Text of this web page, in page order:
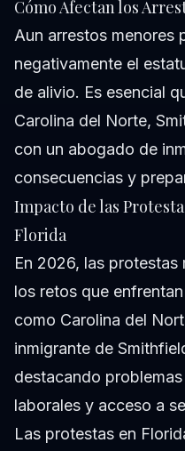
Cómo Afectan los
Aun arrestos menores
negativamente el
de alivio. Es esencial
Carolina del Norte,
con un abogado de
consecuencias y
Impacto de las
Florida
En 2026, las
los retos que
como Carolina del
inmigrante de
destacando
laborales y acceso a
Las protestas en